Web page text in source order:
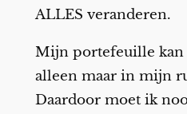
ALLES veranderen.
Mijn portefeuille
alleen maar in mijn
Daardoor moet ik